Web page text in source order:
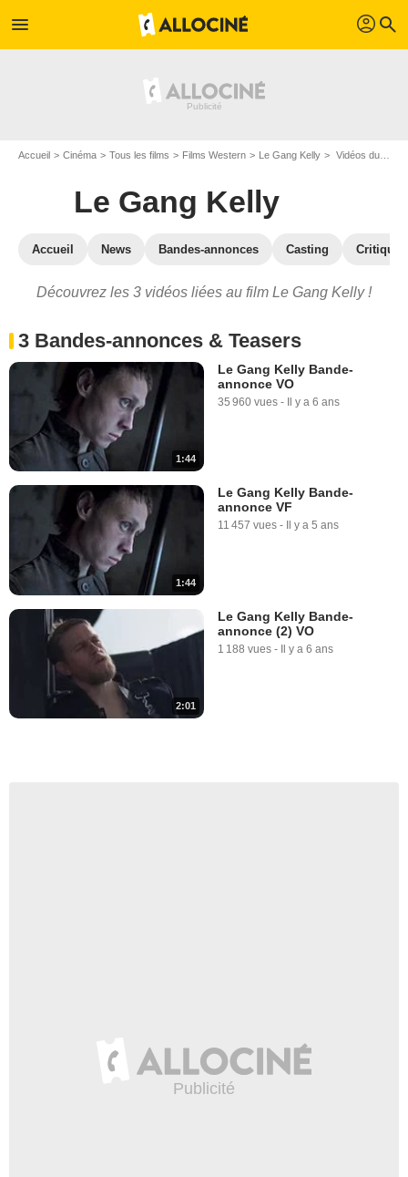
menu profil search
Accueil Cinéma Tous les films Films Western Le Gang Kelly Vidéos du film Le Gang Kelly
Le Gang Kelly
Accueil News Bandes-annonces Casting
Découvrez les 3 vidéos liées au film Le Gang Kelly !
3 Bandes-annonces & Teasers
1:44
Le Gang Kelly Bande-
annonce VO
35 960 vues - Il y a 6 ans
1:44
Le Gang Kelly Bande-
annonce VF
11 457 vues - Il y a 5 ans
2:01
Le Gang Kelly Bande-
annonce (2) VO
1 188 vues - Il y a 6 ans